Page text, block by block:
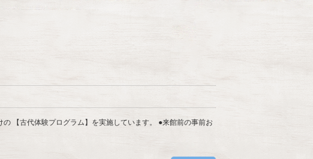
【古代体験プログラム】を実施しています。 ●来館前の事前お